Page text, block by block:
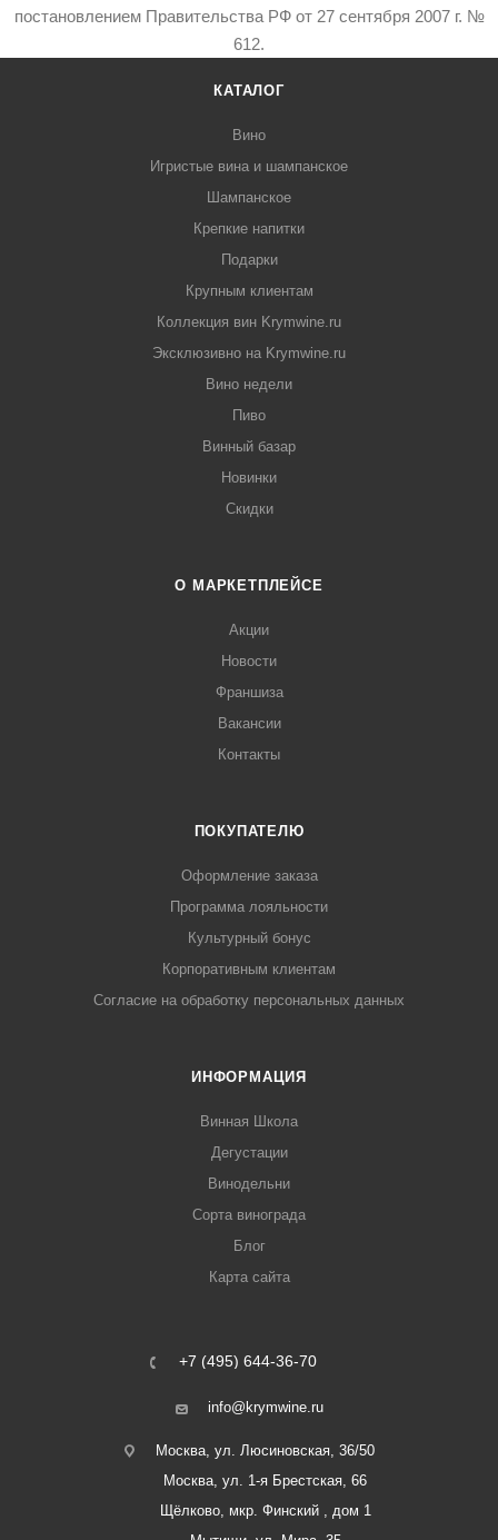
постановлением Правительства РФ от 27 сентября 2007 г. №
612.
КАТАЛОГ
Вино
Игристые вина и шампанское
Шампанское
Крепкие напитки
Подарки
Крупным клиентам
Коллекция вин Krymwine.ru
Эксклюзивно на Krymwine.ru
Вино недели
Пиво
Винный базар
Новинки
Скидки
О МАРКЕТПЛЕЙСЕ
Акции
Новости
Франшиза
Вакансии
Контакты
ПОКУПАТЕЛЮ
Оформление заказа
Программа лояльности
Культурный бонус
Корпоративным клиентам
Согласие на обработку персональных данных
ИНФОРМАЦИЯ
Винная Школа
Дегустации
Винодельни
Сорта винограда
Блог
Карта сайта
+7 (495) 644-36-70
info@krymwine.ru
Москва, ул. Люсиновская, 36/50
Москва, ул. 1-я Брестская, 66
Щёлково, мкр. Финский , дом 1